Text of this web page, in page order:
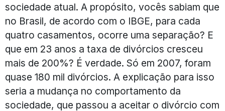
sociedade atual. A propósito, vocês sabiam que
no Brasil, de acordo com o IBGE, para cada
quatro casamentos, ocorre uma separação? E
que em 23 anos a taxa de divórcios cresceu
mais de 200%? É verdade. Só em 2007, foram
quase 180 mil divórcios. A explicação para isso
seria a mudança no comportamento da
sociedade, que passou a aceitar o divórcio com